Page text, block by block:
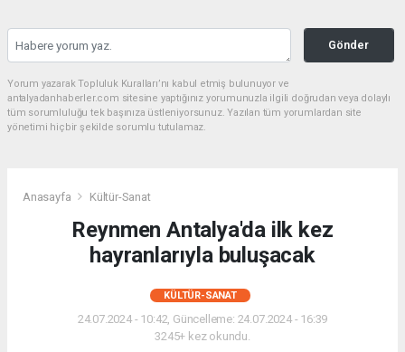
Gönder
Yorum yazarak Topluluk Kuralları’nı kabul etmiş bulunuyor ve
antalyadanhaberler.com sitesine yaptığınız yorumunuzla ilgili doğrudan veya dolaylı
tüm sorumluluğu tek başınıza üstleniyorsunuz. Yazılan tüm yorumlardan site
yönetimi hiçbir şekilde sorumlu tutulamaz.
Anasayfa Kültür-Sanat
Reynmen Antalya'da ilk kez
hayranlarıyla buluşacak
KÜLTÜR-SANAT
24.07.2024 - 10:42, Güncelleme: 24.07.2024 - 16:39
3245+ kez okundu.